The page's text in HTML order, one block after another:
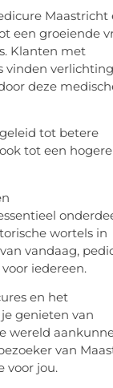
Maastricht
een groeiende
Klanten met
vinden
deze
tot betere
tot een hogere
wortels in
vandaag,
iedereen.
en het
genieten van
wereld
van
voor jou.